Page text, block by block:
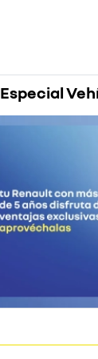
Especial